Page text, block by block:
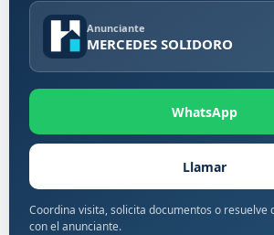
Anunciante
MERCEDES SOLIDORO
WhatsApp
Llamar
Coordina visita, solicita documentos o resuelve
con el anunciante.